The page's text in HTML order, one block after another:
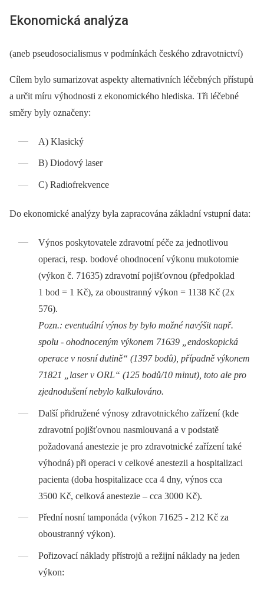
Ekonomická analýza
(aneb pseudosocialismus v podmínkách českého zdravotnictví)
Cílem bylo sumarizovat aspekty alternativních léčebných přístupů
a určit míru výhodnosti z ekonomického hlediska. Tři léčebné
směry byly označeny:
A) Klasický
B) Diodový laser
C) Radiofrekvence
Do ekonomické analýzy byla zapracována základní vstupní data:
Výnos poskytovatele zdravotní péče za jednotlivou
operaci, resp. bodové ohodnocení výkonu mukotomie
(výkon č. 71635) zdravotní pojišťovnou (předpoklad
1 bod = 1 Kč), za oboustranný výkon = 1138 Kč (2x
576).
Pozn.: eventuální výnos by bylo možné navýšit např.
spolu -⁠ ohodnoceným výkonem 71639 „endoskopická
operace v nosní dutině“ (1397 bodů), případně výkonem
71821 „laser v ORL“ (125 bodů/10 minut), toto ale pro
zjednodušení nebylo kalkulováno.
Další přidružené výnosy zdravotnického zařízení (kde
zdravotní pojišťovnou nasmlouvaná a v podstatě
požadovaná anestezie je pro zdravotnické zařízení také
výhodná) při operaci v celkové anestezii a hospitalizaci
pacienta (doba hospitalizace cca 4 dny, výnos cca
3500 Kč, celková anestezie –⁠ cca 3000 Kč).
Přední nosní tamponáda (výkon 71625 -⁠ 212 Kč za
oboustranný výkon).
Pořizovací náklady přístrojů a režijní náklady na jeden
výkon: